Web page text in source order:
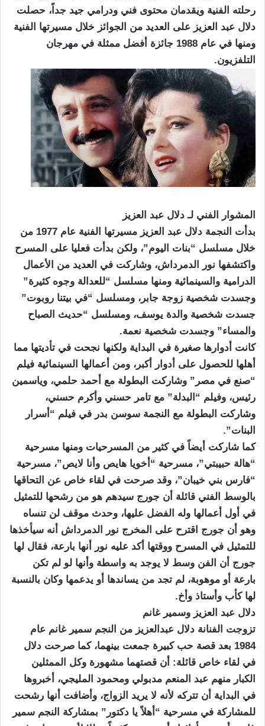
رحلته الفنية ويقدمان محتوى فني ودرامي جيد جداً، حصلت
دلال عبد العزيز على العديد من الجوائز خلال مسيرتها الفنية
ومنها في عام 1988 جائزة أفضل ممثلة في مهرجان
التلفزيون.
المشوار الفني لـ دلال عبد العزيز
بدأت النجمة دلال عبد العزيز مسيرتها الفنية عام 1977 من
خلال مسلسل “بنات اليوم”، ولكن بدأت فعليا على المسرح
واكتشفها نور الدمرداش، وشاركت في العديد من الأعمال
الدرامية والسينمائية ومنها مسلسل “للعدالة وجوه كثيرة”
وجسدت شخصية زوجة جابر، ومسلسل “في بيتنا روبوت”
جسدت شخصية والدة يوسف، ومسلسل “حديث الصباح
والمساء” وجسدت شخصية نعمة.
كانت أدوارها صغيرة في البداية ولكنها نجحت في تأديتها مما
أهلها للحصول على أدوار أكبر، ومن أعمالها السينمائية فيلم
“صنع في مصر” وشاركت البطولة مع أحمد حلمي، وياسمين
رئيس، وفيلم “البدلة” مع تامر حسني وأكرم حسني،
وشاركت البطولة مع النجمة سوسن بدر في فيلم “أسرار
البنات”.
كما شاركت أيضاً في كثير من المسرحيات ومنها مسرحية
“هالة حبيبتي”، مسرحية “أخويا هايص وأنا لايص”، مسرحية
“فارس بني خيبان”، وقد صرحت في لقاء خاص عن التحاقها
بالوسط الفني قائلة أن جورج سيدهم هو من رشحها للتمثيل
في أول أعمالها وله الفضل عليها، وحدث موقف لن تنساه
وهو أن جورج اقترح على المخرج نور الدمرداش أنه سيأخذها
للتمثيل في المسرح ووقتها أكد عليه نور أنها بارعة، فقال لها
جورج أن الفن وسط لا يوجد به واسطة وأنها لو لم تكن
بارعة أو موهوبة، لم تجد من يساندها أو يدعمها وكان بالنسبة
لها كأب وأستاذ وأخ.
دلال عبد العزيز وسمير غانم
تزوجت الفنانة دلال عبدالعزيز من النجم سمير غانم عام
1984 بعد قصة حب كبيرة جمعت بينهما، كما صرحت دلال
في لقاء خاص قائلة: أن قصتهما مشهورة وكل الممثلين
الكبار منهم عبد المنعم مدبولي ومحمود المليجي، أخبروها
في البداية أن تتركه لأنه لا يريد الزواج، وأضافت أنها رشحت
للمشاركة في مسرحية “أهلاً يا دكتور” بمشاركة النجم سمير